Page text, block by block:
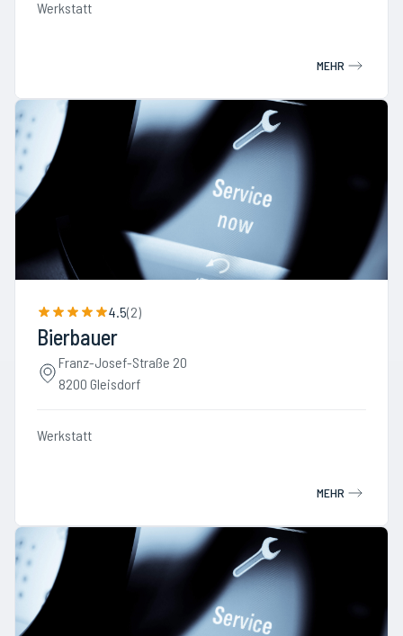
Werkstatt
MEHR
4.5(2)
Bierbauer
Franz-Josef-Straße 20
8200 Gleisdorf
Werkstatt
MEHR